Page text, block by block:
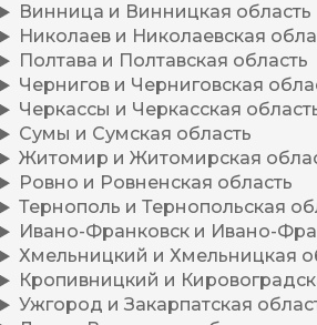
Винница и Винницкая область
Николаев и Николаевская
Полтава и Полтавская область
Чернигов и Черниговская
Черкассы и Черкасская
Сумы и Сумская область
Житомир и Житомирская
Ровно и Ровненская область
Тернополь и Тернопольская
Ивано-Франковск и Ивано-
Хмельницкий и Хмельницкая
Кропивницкий и
Ужгород и Закарпатская